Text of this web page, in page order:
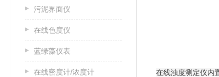
污泥界面仪
在线色度仪
蓝绿藻仪表
在线密度计/浓度计
在线浊度测定仪内